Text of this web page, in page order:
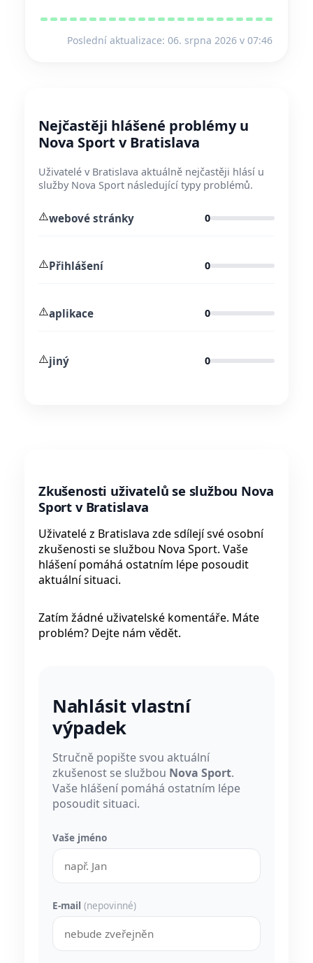
Poslední aktualizace: 06. srpna 2026 v 07:46
Nejčastěji hlášené problémy u
Nova Sport v Bratislava
Uživatelé v Bratislava aktuálně nejčastěji hlásí u
služby Nova Sport následující typy problémů.
⚠️webové stránky 0
⚠️Přihlášení 0
⚠️aplikace 0
⚠️jiný 0
Zkušenosti uživatelů se službou Nova
Sport v Bratislava
Uživatelé z Bratislava zde sdílejí své osobní
zkušenosti se službou Nova Sport. Vaše
hlášení pomáhá ostatním lépe posoudit
aktuální situaci.
Zatím žádné uživatelské komentáře. Máte
problém? Dejte nám vědět.
Nahlásit vlastní
výpadek
Stručně popište svou aktuální
zkušenost se službou Nova Sport.
Vaše hlášení pomáhá ostatním lépe
posoudit situaci.
Vaše jméno
E-mail (nepovinné)